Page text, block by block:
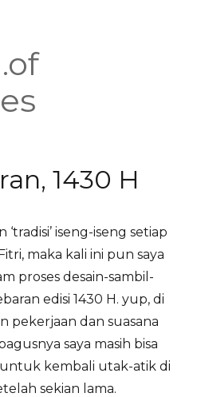
.of
1430 H
iseng-iseng setiap
maka kali ini pun saya
proses desain-sambil-
edisi 1430 H. yup, di
pekerjaan dan suasana
saya masih bisa
kembali utak-atik di
sekian lama.